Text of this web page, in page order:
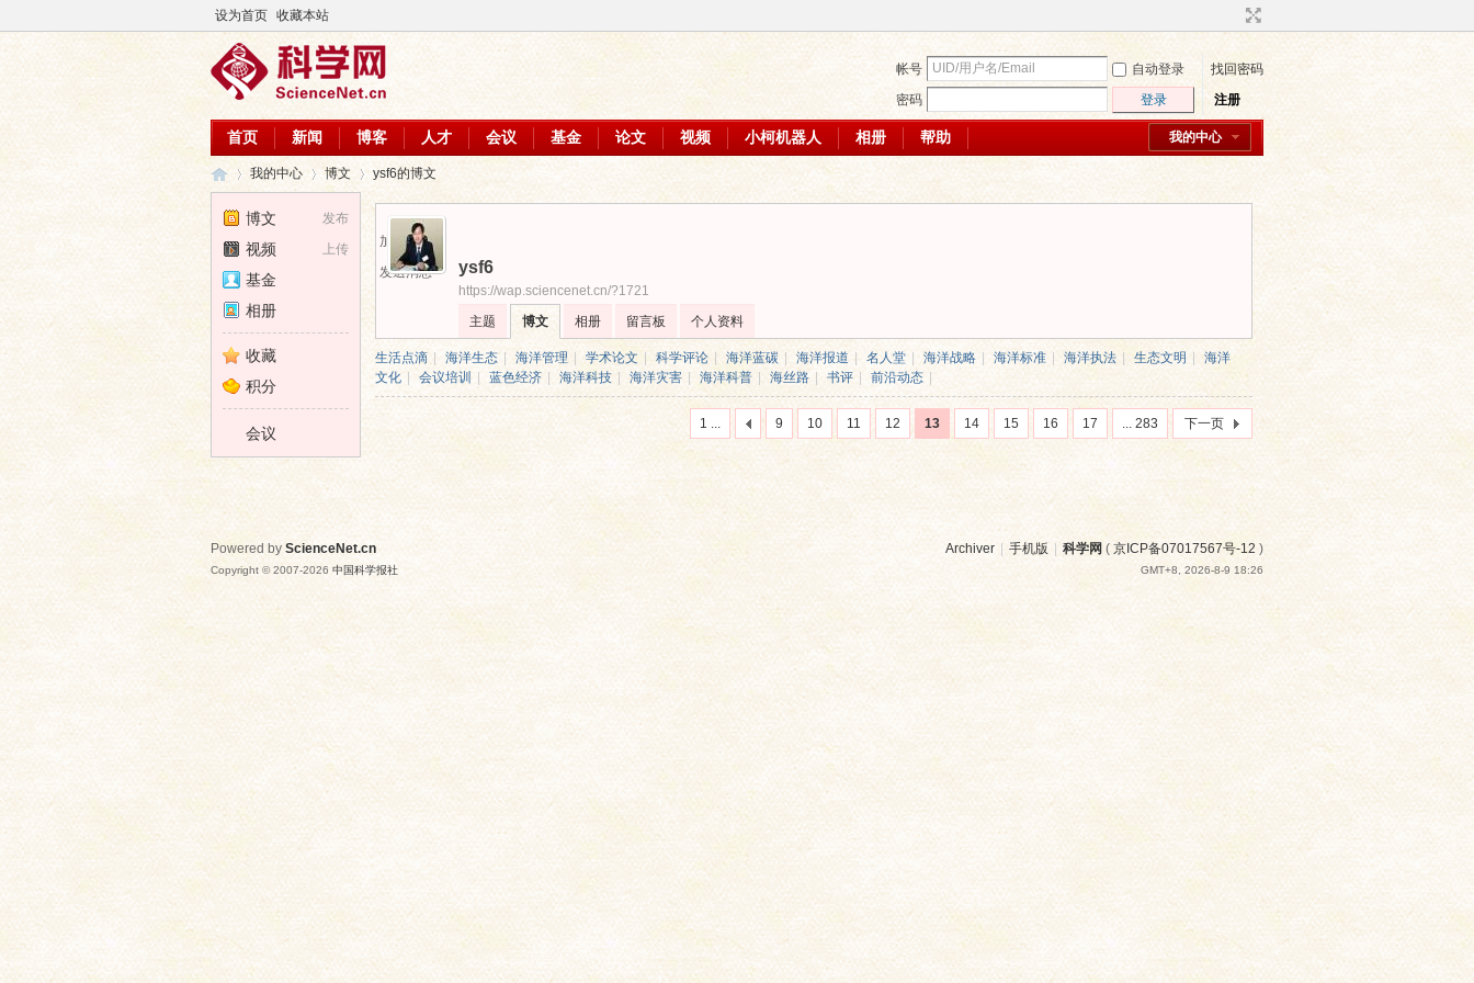
设为首页 收藏本站
帐号 自动登录
找回密码
密码
登录 注册
我的中心
首页 新闻 博客 人才 会议 基金 论文 视频 小柯机器人 相册 帮助
学
›
我的中心 博文 ysf6的博文
加为好友
发送消息
ysf6
https://wap.sciencenet.cn/?1721
主题
博文 相册 留言板 个人资料
生活点滴 海洋生态 | 海洋管理 学术论文 科学评论 海洋蓝碳 | 海洋报道 | 名人堂 海洋战略 海洋标准 海洋执法 生态文明
海洋
文化
会议培训 蓝色经济 海洋科技 | 海洋灾害 海洋科普 海丝路 书评 前沿动态
1 ... 9 10 11 12 13 14 15 16 17 ... 283 下一页
发布
博文
上传
视频
基金
相册
收藏
积分
会议
Archiver 手机版 科学网 ( 京ICP备07017567号-12 )
GMT+8, 2026-8-9 18:26
Powered by ScienceNet.cn
Copyright © 2007-2026 中国科学报社